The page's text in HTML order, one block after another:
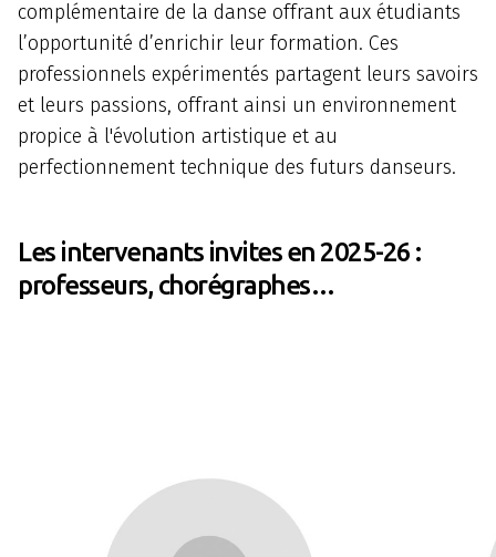
complémentaire de la danse offrant aux étudiants
l’opportunité d’enrichir leur formation. Ces
professionnels expérimentés partagent leurs savoirs
et leurs passions, offrant ainsi un environnement
propice à l'évolution artistique et au
perfectionnement technique des futurs danseurs.
Les intervenants invites en 2025-26 :
professeurs, chorégraphes…